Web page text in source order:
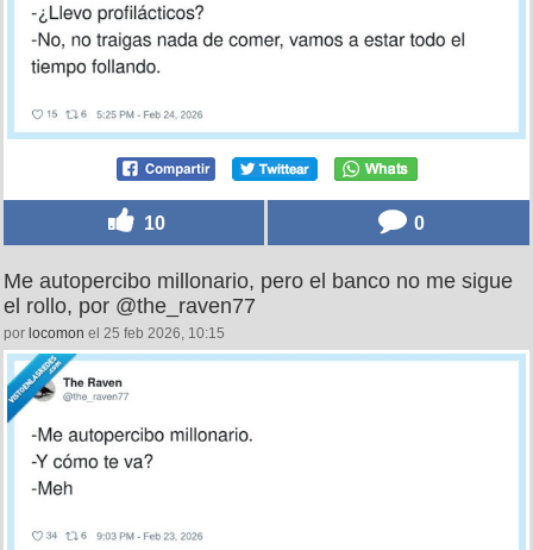
10 0
Me autopercibo millonario, pero el banco no me sigue
el rollo, por @the_raven77
por locomon el 25 feb 2026, 10:15